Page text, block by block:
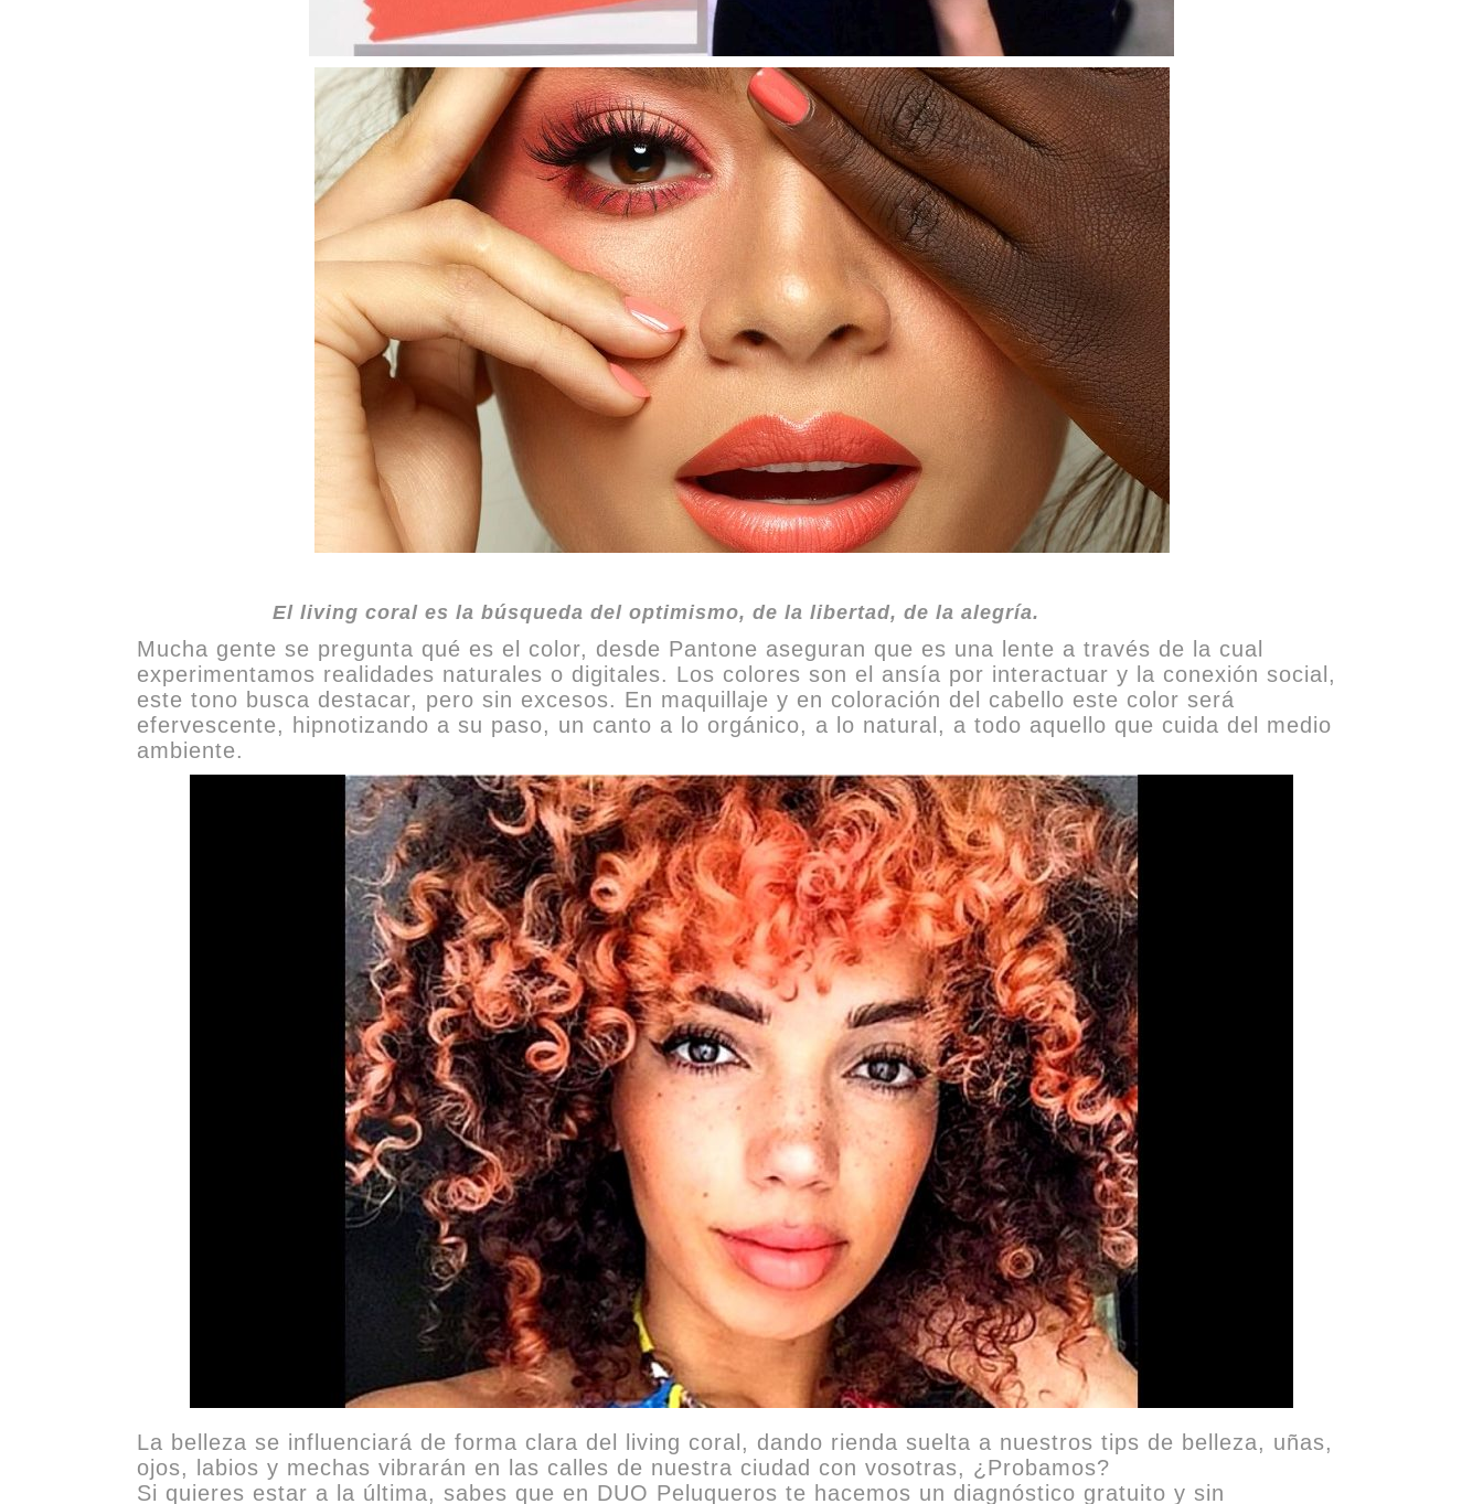
El living coral es la búsqueda del optimismo, de la libertad, de la alegría.
Mucha gente se pregunta qué es el color, desde Pantone aseguran que es una lente a través de la cual
experimentamos realidades naturales o digitales. Los colores son el ansía por interactuar y la conexión social,
este tono busca destacar, pero sin excesos. En maquillaje y en coloración del cabello este color será
efervescente, hipnotizando a su paso, un canto a lo orgánico, a lo natural, a todo aquello que cuida del medio
ambiente.
La belleza se influenciará de forma clara del living coral, dando rienda suelta a nuestros tips de belleza, uñas,
ojos, labios y mechas vibrarán en las calles de nuestra ciudad con vosotras, ¿Probamos?
Si quieres estar a la última, sabes que en DUO Peluqueros te hacemos un diagnóstico gratuito y sin